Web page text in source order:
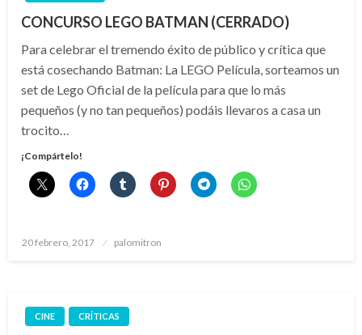
CONCURSO LEGO BATMAN (CERRADO)
Para celebrar el tremendo éxito de público y crítica que
está cosechando Batman: La LEGO Película, sorteamos un
set de Lego Oficial de la película para que lo más
pequeños (y no tan pequeños) podáis llevaros a casa un
trocito…
¡Compártelo!
Publicado
20 febrero, 2017 palomitron
CINE CRÍTICAS